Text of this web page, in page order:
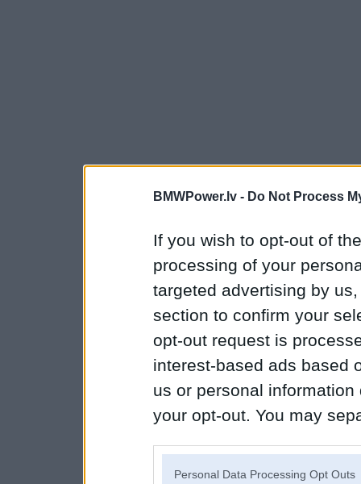
BMWPower.lv - Do Not Process
If you wish to opt-out of
processing of your
targeted advertising by
section to confirm your
opt-out request is
interest-based ads based
us or personal
your opt-out. You may
Personal Data Processing Opt Outs